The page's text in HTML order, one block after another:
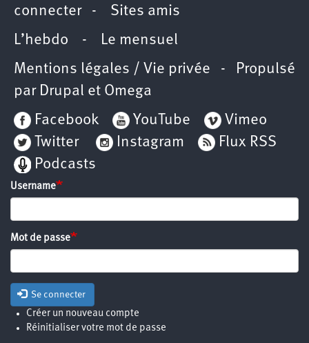
connecter- Sites amis
L’hebdo - Le mensuel
Mentions légales / Vie privée - Propulsé
par Drupal et Omega
Facebook
YouTube
Vimeo
Twitter
Instagram
Flux RSS
Podcasts
Username
Mot de passe
Se connecter
Créer un nouveau compte
Réinitialiser votre mot de passe